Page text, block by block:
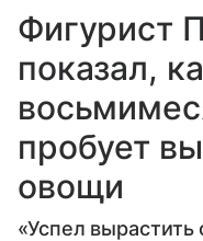
Фигурист
показал,
пробует
овощи
«Успел